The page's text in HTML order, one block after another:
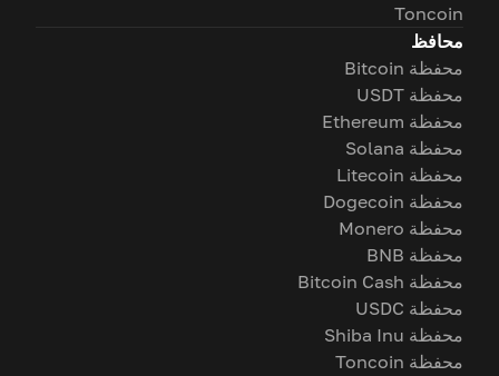
Toncoin
محافظ
محفظة Bitcoin
محفظة USDT
محفظة Ethereum
محفظة Solana
محفظة Litecoin
محفظة Dogecoin
محفظة Monero
محفظة BNB
محفظة Bitcoin Cash
محفظة USDC
محفظة Shiba Inu
محفظة Toncoin